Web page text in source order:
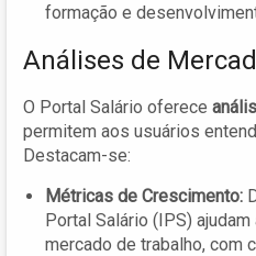
formação e
Análises de
O Portal Salário oferece
permitem aos usuários
Destacam-se:
Métricas de Crescimento:
Portal Salário (IPS)
mercado de trabalho, com